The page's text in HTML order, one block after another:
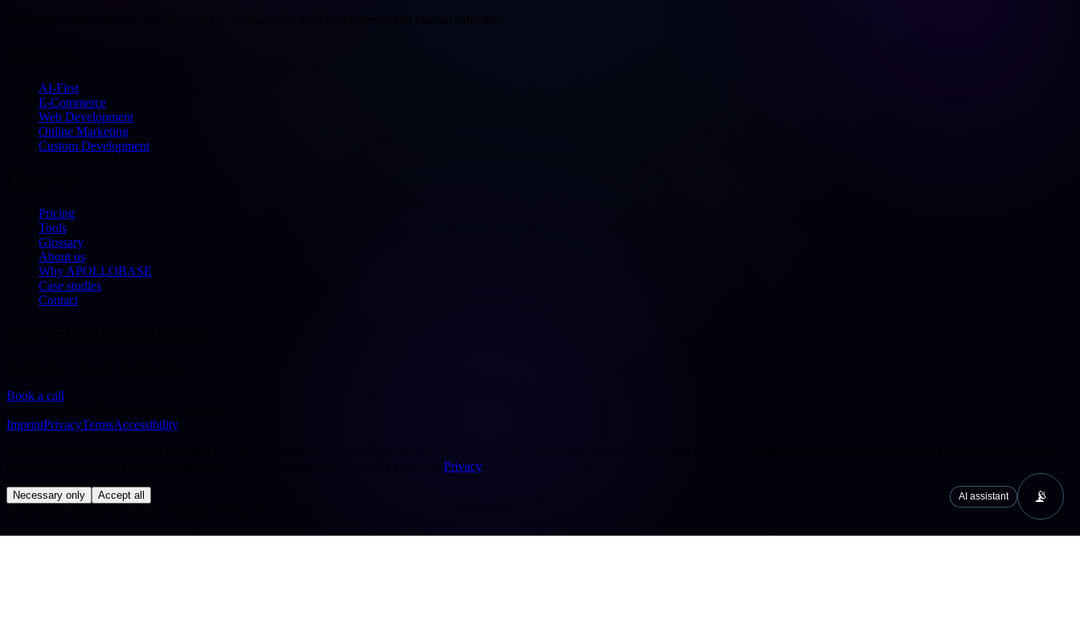
AI-First
E-Commerce
Web Development
Online Marketing
Custom Development
Pricing
Tools
Glossary
About us
Why APOLLOBASE
Case studies
Contact
Book a call
ImprintPrivacyTermsAccessibility
Privacy
Necessary only Accept all AI assistant 📡